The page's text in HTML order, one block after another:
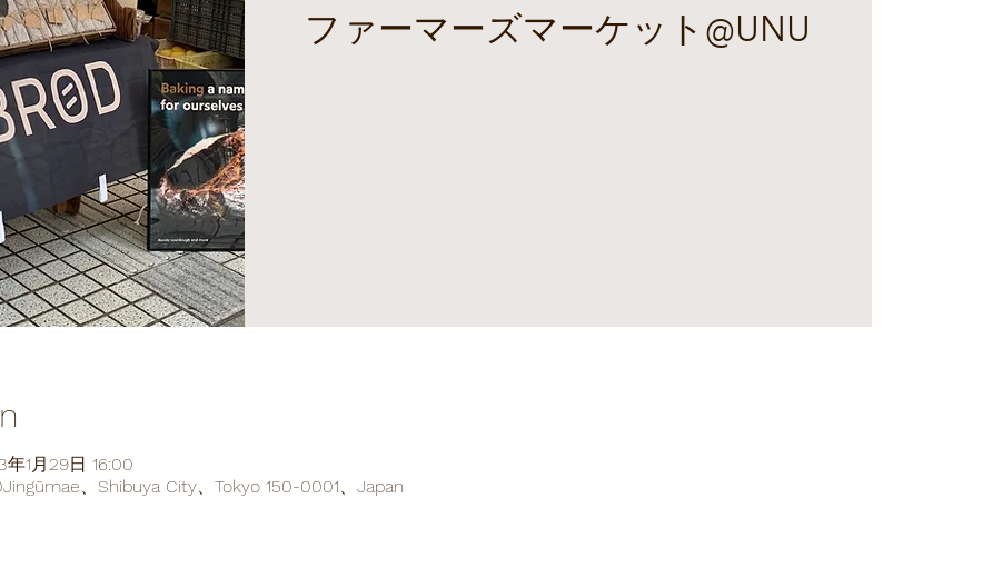
ファーマーズマーケット@UNU
1月29日 16:00
、Shibuya City、Tokyo 150-0001、Japan